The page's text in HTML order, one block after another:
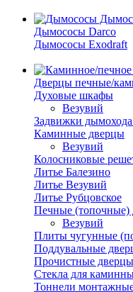
Дымососы Darco
Дымососы Exodraft
Дверцы печные/
Духовые шкафы
Везувий
Задвижки
Каминные дверцы
Везувий
Колосниковые
Литье Балезино
Литье Везувий
Литье Рубцовское
Печные (топочные)
Везувий
Плиты чугунные
Поддувальные
Прочистные дверцы
Стекла для
Тоннели